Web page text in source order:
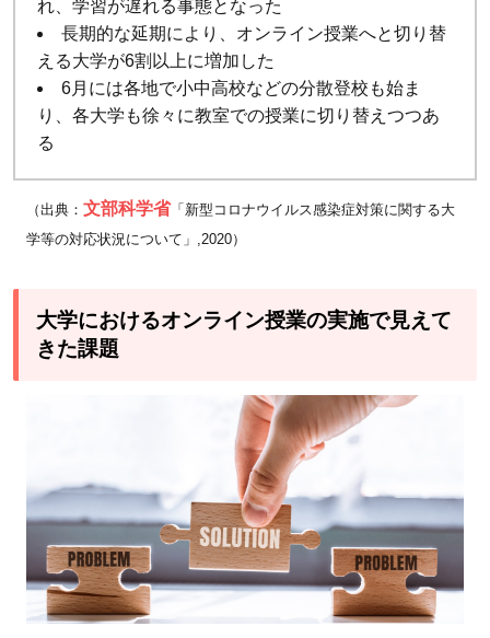
2.1
従来
から
ある
デマ
ンド
型授
題が
3
ン
授
業
で
効
れ、学習が遅れる事態となった
長期的な延期により、オンライン授業へと切り替
える大学が6割以上に増加した
6月には各地で小中高校などの分散登校も始ま
り、各大学も徐々に教室での授業に切り替えつつあ
る
（出典： 文部科学省「新型コロナウイルス感染症対策に関する大
学等の対応状況について」,2020）
大学におけるオンライン授業の実施で見えて
きた課題